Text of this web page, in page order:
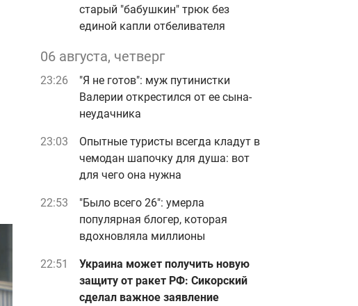
старый "бабушкин" трюк без
единой капли отбеливателя
06 августа, четверг
23:26
"Я не готов": муж путинистки
Валерии открестился от ее сына-
неудачника
23:03
Опытные туристы всегда кладут в
чемодан шапочку для душа: вот
для чего она нужна
22:53
"Было всего 26": умерла
популярная блогер, которая
вдохновляла миллионы
22:51
Украина может получить новую
защиту от ракет РФ: Сикорский
сделал важное заявление